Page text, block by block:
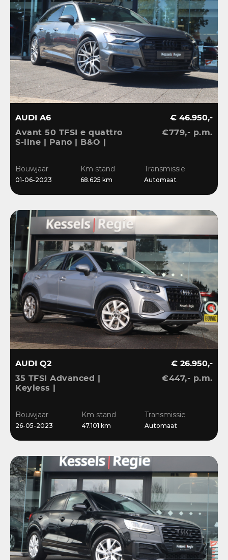
AUDI A6
Avant 50 TFSI e quattro
S-line | Pano | B&O |
Camera | CarPlay
€ 46.950,-
€779,- p.m.
Bouwjaar
01-06-2023
Km stand
68.625 km
Transmissie
Automaat
AUDI Q2
35 TFSI Advanced |
Keyless |
Navi | Sensoren | 17”
€ 26.950,-
€447,- p.m.
Bouwjaar
26-05-2023
Km stand
47.101 km
Transmissie
Automaat